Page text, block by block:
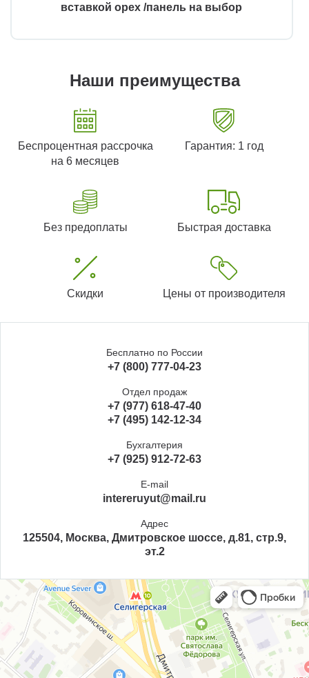
вставкой орех /панель на выбор
Наши преимущества
Беспроцентная рассрочка
на 6 месяцев
Гарантия: 1 год
Без предоплаты Быстрая доставка
Скидки Цены от производителя
Бесплатно по России
+7 (800) 777-04-23
Отдел продаж
+7 (977) 618-47-40
+7 (495) 142-12-34
Бухгалтерия
+7 (925) 912-72-63
E-mail
intereruyut@mail.ru
Адрес
125504, Москва, Дмитровское шоссе, д.81, стр.9,
эт.2